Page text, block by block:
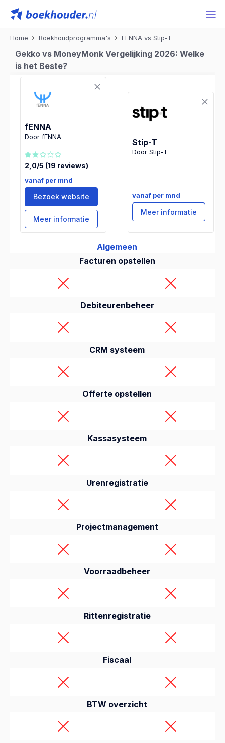
Home Boekhoudprogramma's FENNA vs Stip-T
Gekko vs MoneyMonk Vergelijking 2026: Welke
is het Beste?
fENNA
Door fENNA
2,0/5 (19 reviews)
vanaf per mnd
Bezoek website
Meer informatie
Stip-T
Door Stip-T
vanaf per mnd
Meer informatie
Algemeen
Facturen opstellen
Debiteurenbeheer
CRM systeem
Offerte opstellen
Kassasysteem
Urenregistratie
Projectmanagement
Voorraadbeheer
Rittenregistratie
Fiscaal
BTW overzicht